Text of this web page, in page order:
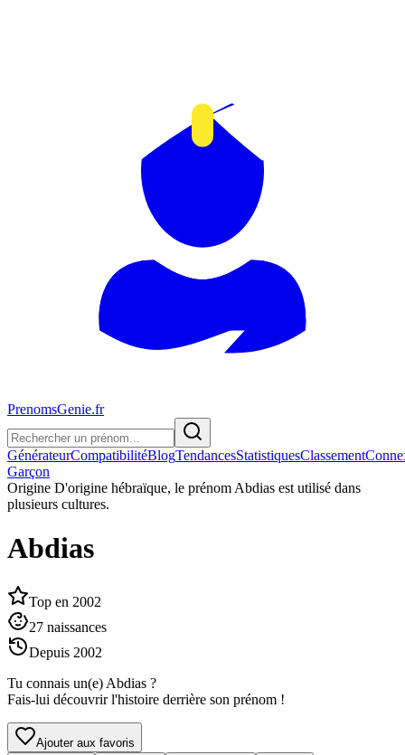
PrenomsGenie.fr
GénérateurCompatibilitéBlogTendancesStatistiquesClassement
Garçon
Origine D'origine hébraïque, le prénom Abdias est utilisé dans
plusieurs cultures.
Abdias
Top en 2002
27 naissances
Depuis 2002
Tu connais un(e) Abdias ?
Fais-lui découvrir l'histoire derrière son prénom !
Ajouter aux favoris